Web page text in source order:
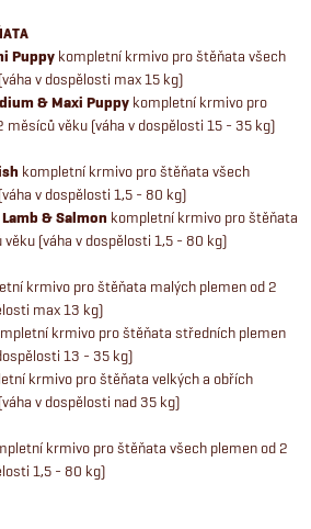
Puppy kompletní krmivo pro štěňata všech
(váha v dospělosti max 15 kg)
& Maxi Puppy kompletní krmivo pro
věku (váha v dospělosti 15 - 35 kg)
kompletní krmivo pro štěňata všech
v dospělosti 1,5 - 80 kg)
& Salmon kompletní krmivo pro štěňata
(váha v dospělosti 1,5 - 80 kg)
krmivo pro štěňata malých plemen od 2
max 13 kg)
krmivo pro štěňata středních plemen
13 - 35 kg)
krmivo pro štěňata velkých a obřích
v dospělosti nad 35 kg)
krmivo pro štěňata všech plemen od 2
1,5 - 80 kg)